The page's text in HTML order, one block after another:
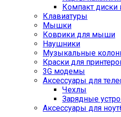
Компакт
Клавиатуры
Мышки
Коврики для мыши
Наушники
Музыкальные
Краски для
3G модемы
Аксессуары для
Чехлы
Зарядные
Аксессуары для